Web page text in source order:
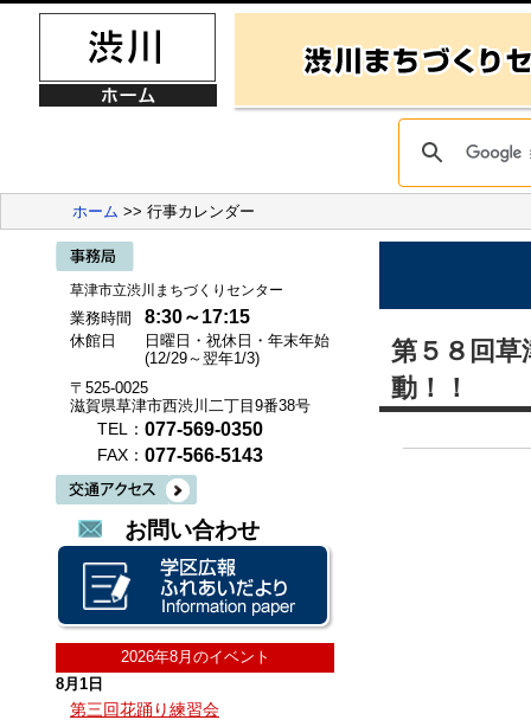
ホーム >> 行事カレンダー
草津市立渋川まちづくりセンター
業務時間 8:30～17:15
休館日
日曜日・祝休日・年末年始
(12/29～翌年1/3)
〒525-0025
滋賀県草津市西渋川二丁目9番38号
TEL： 077-569-0350
FAX： 077-566-5143
お問い合わせ
2026年8月のイベント
8月1日
第三回花踊り練習会
第５８回
動！！